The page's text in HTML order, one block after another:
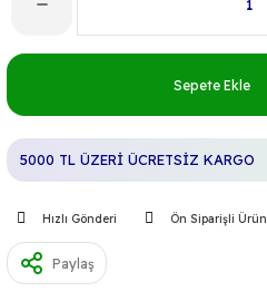
Sepete Ekle
5000 TL ÜZERİ ÜCRETSİZ KARGO
Hızlı Gönderi Ön Siparişli Ürün
Paylaş